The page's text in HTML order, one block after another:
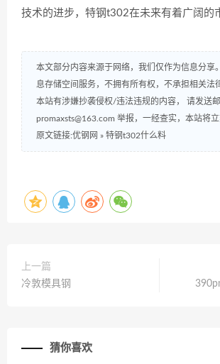
技术的进步，特钢t302在未来有着广阔的
本文部分内容来源于网络，我们仅作为信息分享
息存储空间服务，不拥有所有权，不承担相关法
本站有涉嫌抄袭侵权/违法违规的内容， 请发送
promaxsts@163.com 举报，一经查实，本站将立
原文链接:优钢网 » 特钢t302什么料
上一篇
冷敦模具钢
猜你喜欢